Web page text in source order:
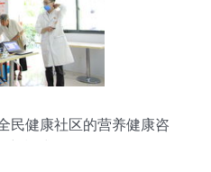
民健康社区的营养健康咨